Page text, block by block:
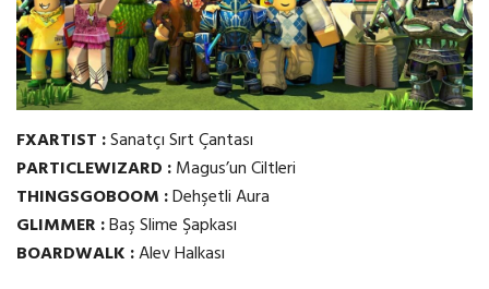
FXARTIST :Sanatçı Sırt Çantası
PARTICLEWIZARD :Magus’un Ciltleri
THINGSGOBOOM :Dehşetli Aura
GLIMMER :Baş Slime Şapkası
BOARDWALK :Alev Halkası